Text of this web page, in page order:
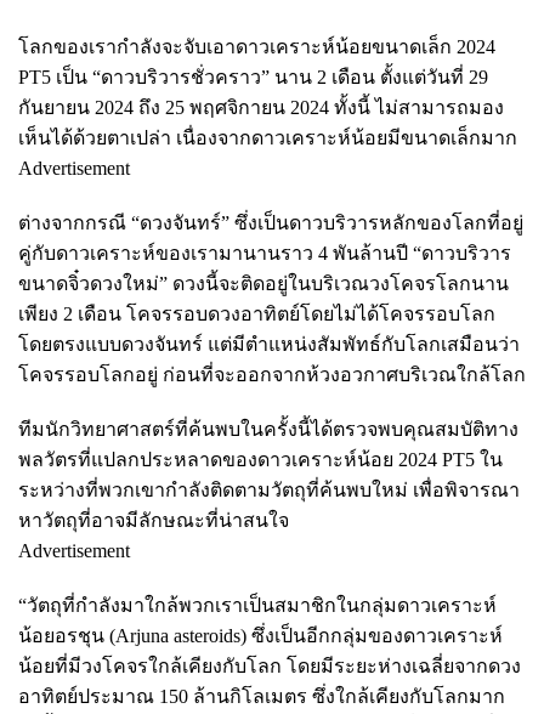
โลกของเรากำลังจะจับเอาดาวเคราะห์น้อยขนาดเล็ก 2024
PT5 เป็น “ดาวบริวารชั่วคราว” นาน 2 เดือน ตั้งแต่วันที่ 29
กันยายน 2024 ถึง 25 พฤศจิกายน 2024 ทั้งนี้ ไม่สามารถมอง
เห็นได้ด้วยตาเปล่า เนื่องจากดาวเคราะห์น้อยมีขนาดเล็กมาก
Advertisement
ต่างจากกรณี “ดวงจันทร์” ซึ่งเป็นดาวบริวารหลักของโลกที่อยู่
คู่กับดาวเคราะห์ของเรามานานราว 4 พันล้านปี “ดาวบริวาร
ขนาดจิ๋วดวงใหม่” ดวงนี้จะติดอยู่ในบริเวณวงโคจรโลกนาน
เพียง 2 เดือน โคจรรอบดวงอาทิตย์โดยไม่ได้โคจรรอบโลก
โดยตรงแบบดวงจันทร์ แต่มีตำแหน่งสัมพัทธ์กับโลกเสมือนว่า
โคจรรอบโลกอยู่ ก่อนที่จะออกจากห้วงอวกาศบริเวณใกล้โลก
ทีมนักวิทยาศาสตร์ที่ค้นพบในครั้งนี้ได้ตรวจพบคุณสมบัติทาง
พลวัตรที่แปลกประหลาดของดาวเคราะห์น้อย 2024 PT5 ใน
ระหว่างที่พวกเขากำลังติดตามวัตถุที่ค้นพบใหม่ เพื่อพิจารณา
หาวัตถุที่อาจมีลักษณะที่น่าสนใจ
Advertisement
“วัตถุที่กำลังมาใกล้พวกเราเป็นสมาชิกในกลุ่มดาวเคราะห์
น้อยอรชุน (Arjuna asteroids) ซึ่งเป็นอีกกลุ่มของดาวเคราะห์
น้อยที่มีวงโคจรใกล้เคียงกับโลก โดยมีระยะห่างเฉลี่ยจากดวง
อาทิตย์ประมาณ 150 ล้านกิโลเมตร ซึ่งใกล้เคียงกับโลกมาก